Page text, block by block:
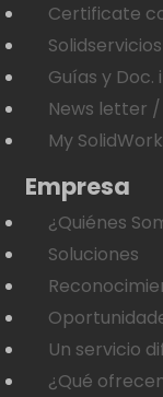
Certificate
Guías y
News letter
My
Empresa
¿Quiénes
Soluciones
Un servicio
¿Qué